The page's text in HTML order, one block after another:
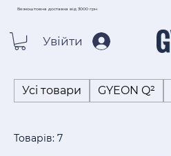
Безкоштовна доставка від 3000 грн
Увійти
Усі товари GYEON Q²
Товарів: 7